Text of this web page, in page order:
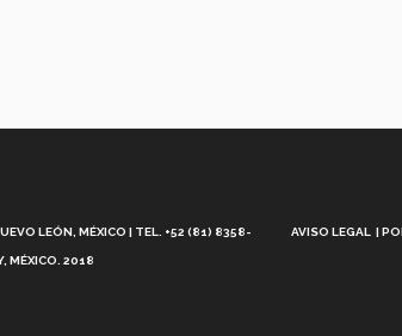
LEÓN, MÉXICO | TEL. +52 (81) 8358-
MÉXICO. 2018
AVISO LEGAL